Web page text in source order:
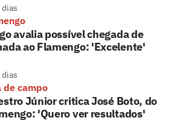
dias
avalia possível chegada de
ao Flamengo: 'Excelente'
dias
de campo
Júnior critica José Boto, do
'Quero ver resultados'